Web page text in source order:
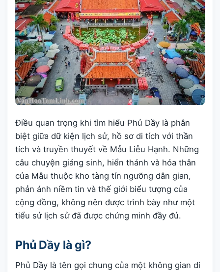
Điều quan trọng khi tìm hiểu Phủ Dầy là phân
biệt giữa dữ kiện lịch sử, hồ sơ di tích với thần
tích và truyền thuyết về Mẫu Liễu Hạnh. Những
câu chuyện giáng sinh, hiển thánh và hóa thân
của Mẫu thuộc kho tàng tín ngưỡng dân gian,
phản ánh niềm tin và thế giới biểu tượng của
cộng đồng, không nên được trình bày như một
tiểu sử lịch sử đã được chứng minh đầy đủ.
Phủ Dầy là gì?
Phủ Dầy là tên gọi chung của một không gian di